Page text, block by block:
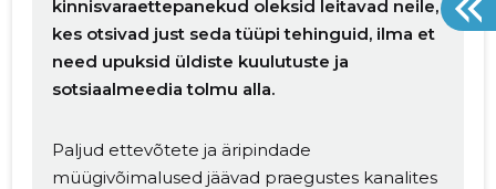
kinnisvaraettepanekud oleksid leitavad neile,
kes otsivad just seda tüüpi tehinguid, ilma et
need upuksid üldiste kuulutuste ja
sotsiaalmeedia tolmu alla.
Paljud ettevõtete ja äripindade
müügivõimalused jäävad praegustes kanalites